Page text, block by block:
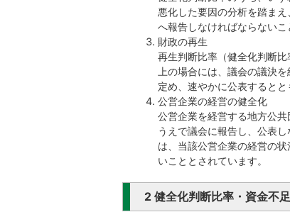
悪化した要因の分析を踏ま
へ報告しなければならないこ
財政の再生
再生判断比率（健全化判断
上の場合には、議会の議決
定め、速やかに公表すると
公営企業の経営の健全化
公営企業を経営する地方公
うえで議会に報告し、公表
は、当該公営企業の経営の
いこととされています。
2 健全化判断比率・資金不